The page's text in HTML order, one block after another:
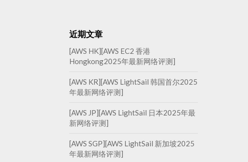
近期文章
[AWS HK][AWS EC2 香港
Hongkong2025年最新网络评测]
[AWS KR][AWS LightSail 韩国首尔2025
年最新网络评测]
[AWS JP][AWS LightSail 日本2025年最
新网络评测]
[AWS SGP][AWS LightSail 新加坡2025
年最新网络评测]